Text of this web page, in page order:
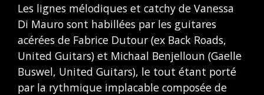
Les lignes mélodiques et catchy de Vanessa
Di Mauro sont habillées par les guitares
acérées de Fabrice Dutour (ex Back Roads,
United Guitars) et Michaal Benjelloun (Gaelle
Buswel, United Guitars), le tout étant porté
par la rythmique implacable composée de